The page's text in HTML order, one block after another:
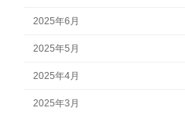
2025年6月
2025年5月
2025年4月
2025年3月